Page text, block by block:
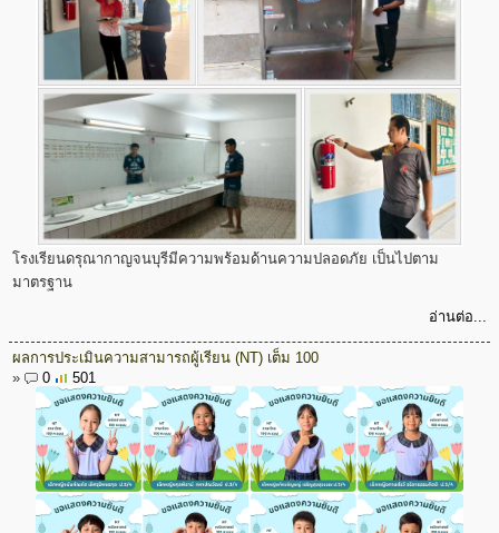
โรงเรียนดรุณากาญจนบุรีมีความพร้อมด้านความปลอดภัย เป็นไปตาม
มาตรฐาน
อ่านต่อ...
ผลการประเมินความสามารถผู้เรียน (NT) เต็ม 100
»
0 501